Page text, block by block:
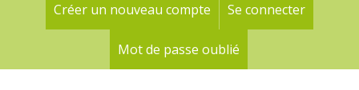
Onglets
principaux
Créer un nouveau compte Se connecter(onglet
Mot de passe oublié